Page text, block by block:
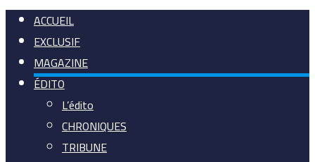
ACCUEIL
EXCLUSIF
MAGAZINE
ÉDITO
L’édito
CHRONIQUES
TRIBUNE